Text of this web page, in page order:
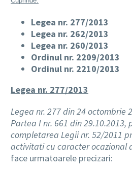
Legea nr. 277/2013
Legea nr. 262/2013
Legea nr. 260/2013
Ordinul nr. 2209/2013
Ordinul nr. 2210/2013
Legea nr. 277/2013
Legea nr. 277 din 24 octombrie
Partea I nr. 661 din
completarea Legii nr. 52/2011
activitati cu caracter ocazional
face urmatoarele precizari: